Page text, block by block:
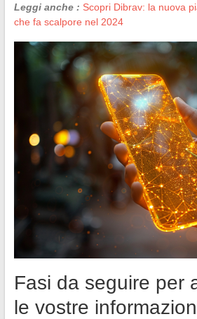
Leggi anche : Scopri Dibrav: la nuova
che fa scalpore nel 2024
Fasi da seguire per
le vostre